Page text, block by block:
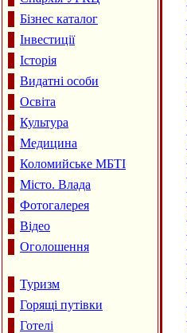
Бізнес каталог
Інвестиції
Історія
Видатні особи
Освіта
Культура
Медицина
Коломийське МБТІ
Місто. Влада
Фотогалерея
Відео
Оголошення
Туризм
Горящі путівки
Готелі